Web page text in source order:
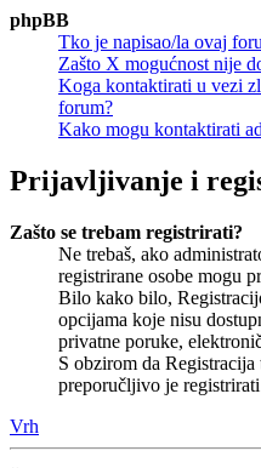
phpBB
Tko je napisao/la ovaj
Zašto X mogućnost nije
Koga kontaktirati u vezi
forum?
Kako mogu kontaktirati
Prijavljivanje i
Zašto se trebam registrirati?
Ne trebaš, ako
registrirane osobe mogu
Bilo kako bilo,
opcijama koje nisu
privatne poruke,
S obzirom da
preporučljivo je registrirati
Vrh